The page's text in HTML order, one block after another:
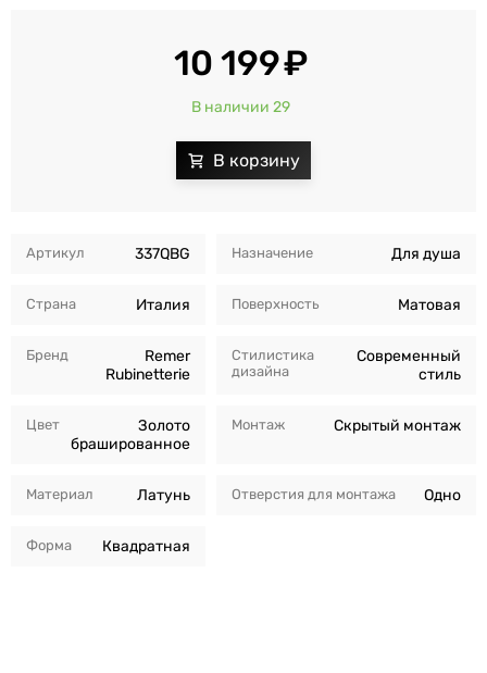
Артикул 337QBG
Страна Италия
Бренд
Remer
Rubinetterie
Цвет
Золото
брашированное
Материал Латунь
Форма Квадратная
Назначение Для душа
Поверхность Матовая
Стилистика
дизайна
Современный
стиль
Монтаж Скрытый монтаж
Отверстия для монтажа Одно
10 199
В наличии 29